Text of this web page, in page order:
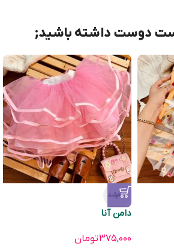
دوست داشته باشید;
تمام‌شد
دامن آنا
۳۷۵,۰۰۰تومان